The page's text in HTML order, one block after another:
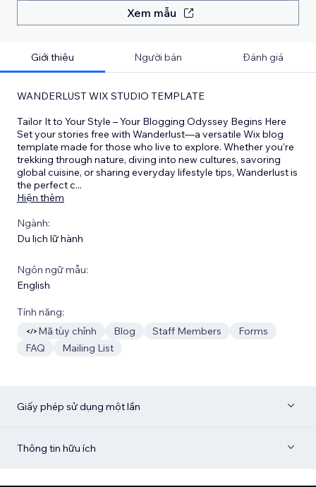
Xem mẫu
Giới thiệu Người bán Đánh giá
WANDERLUST WIX STUDIO TEMPLATE
Tailor It to Your Style – Your Blogging Odyssey Begins Here
Set your stories free with Wanderlust—a versatile Wix blog
template made for those who live to explore. Whether you’re
trekking through nature, diving into new cultures, savoring
global cuisine, or sharing everyday lifestyle tips, Wanderlust is
the perfect c...
Hiện thêm
Ngành:
Du lịch lữ hành
Ngôn ngữ mẫu:
English
Tính năng:
Mã tùy chỉnh
Blog Staff Members
Forms
FAQ
Mailing List
Giấy phép sử dụng một lần
Thông tin hữu ích